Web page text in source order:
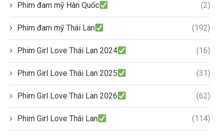
Phim đam mỹ Hàn Quốc (2)
Phim đam mỹ Thái Lan (192)
Phim Girl Love Thái Lan 2024 (16)
Phim Girl Love Thái Lan 2025 (31)
Phim Girl Love Thái Lan 2026 (62)
Phim Girl Love Thái Lan (114)